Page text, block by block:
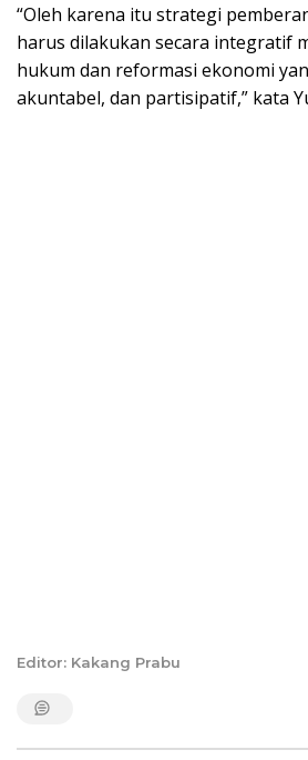
“Oleh karena itu strategi
harus dilakukan secara integratif
hukum dan reformasi ekonomi
akuntabel, dan partisipatif,” kata
Editor: Kakang Prabu